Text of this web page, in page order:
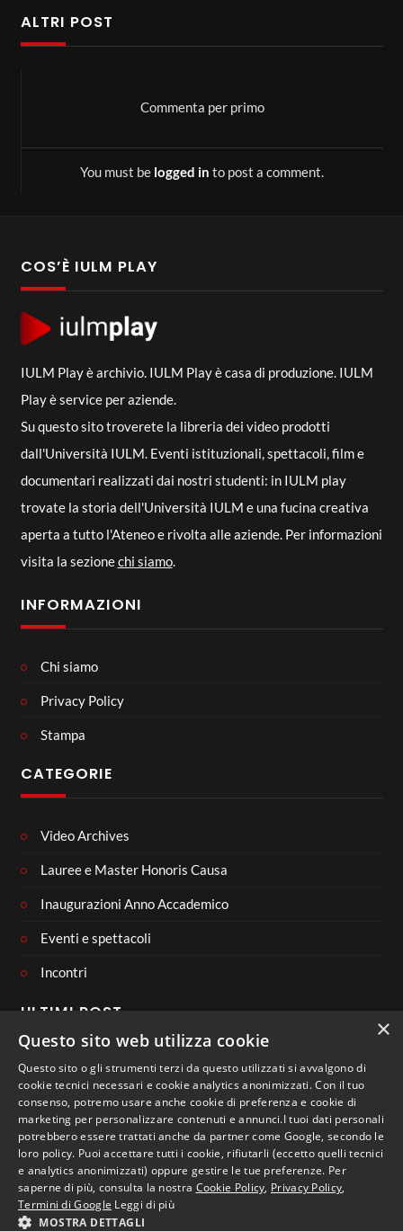
ALTRI POST
You must be logged in to post a comment.
Commenta per primo
COS’È IULM PLAY
IULM Play è archivio. IULM Play è casa di produzione. IULM
Play è service per aziende.
Su questo sito troverete la libreria dei video prodotti
dall'Università IULM. Eventi istituzionali, spettacoli, film e
documentari realizzati dai nostri studenti: in IULM play
trovate la storia dell'Università IULM e una fucina creativa
aperta a tutto l'Ateneo e rivolta alle aziende. Per informazioni
visita la sezionechi siamo.
INFORMAZIONI
Chi siamo
Privacy Policy
Stampa
CATEGORIE
Video Archives
Lauree e Master Honoris Causa
Inaugurazioni Anno Accademico
Eventi e spettacoli
Incontri
ULTIMI POST
CONNECT WITH US
×
Questo sito web utilizza cookie
Questo sito o gli strumenti terzi da questo utilizzati si avvalgono di
cookie tecnici necessari e cookie analytics anonimizzati. Con il tuo
consenso, potremo usare anche cookie di preferenza e cookie di
marketing per personalizzare contenuti e annunci.I tuoi dati personali
potrebbero essere trattati anche da partner come Google, secondo le
loro policy. Puoi accettare tutti i cookie, rifiutarli (eccetto quelli tecnici
e analytics anonimizzati) oppure gestire le tue preferenze. Per
saperne di più, consulta la nostra Cookie Policy, Privacy Policy,
Termini di Google Leggi di più
MOSTRA DETTAGLI